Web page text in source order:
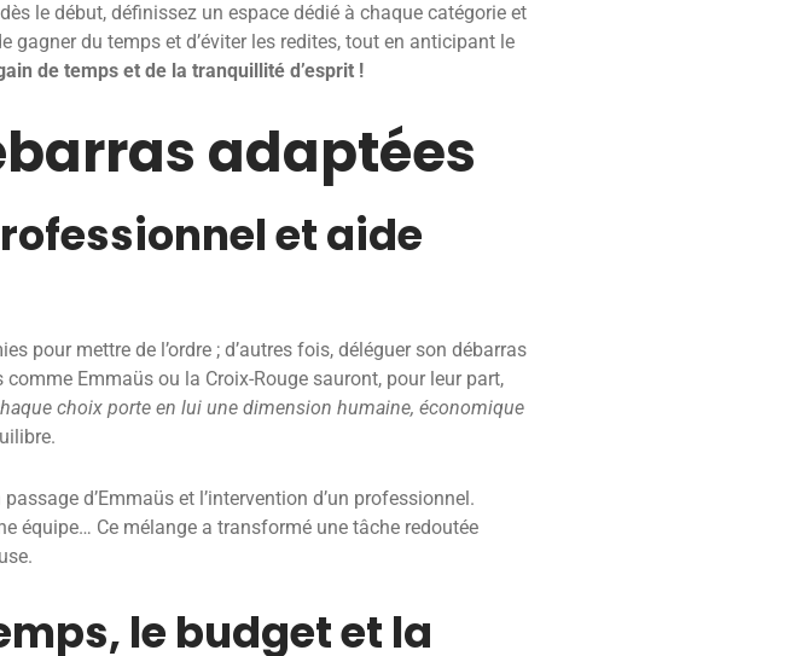
le début, définissez un espace dédié à chaque catégorie et
du temps et d’éviter les redites, tout en anticipant le
de temps et de la tranquillité d’esprit !
adaptées
et aide
pour mettre de l’ordre ; d’autres fois, déléguer son débarras
Emmaüs ou la Croix-Rouge sauront, pour leur part,
choix porte en lui une dimension humaine, économique
d’Emmaüs et l’intervention d’un professionnel.
équipe… Ce mélange a transformé une tâche redoutée
le budget et la